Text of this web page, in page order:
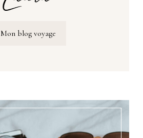
Mon blog voyage